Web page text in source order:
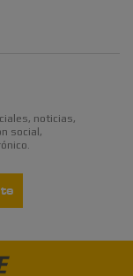
noticias,
social,